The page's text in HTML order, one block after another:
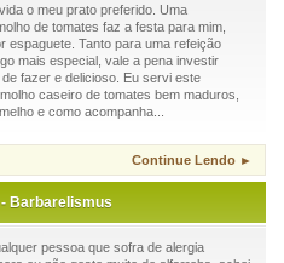
o meu prato preferido. Uma
de tomates faz a festa para mim,
espaguete. Tanto para uma refeição
mais especial, vale a pena investir
fazer e delicioso. Eu servi este
caseiro de tomates bem maduros,
e como acompanha...
Continue Lendo ►
Barbarelismus
pessoa que sofra de alergia